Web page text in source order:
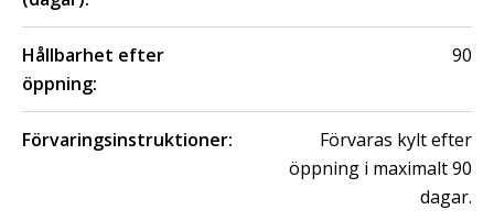
Hållbarhet efter
öppning:
90
Förvaringsinstruktioner:
Förvaras kylt efter
öppning i maximalt 90
dagar.